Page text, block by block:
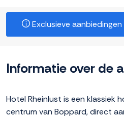
Exclusieve
Informatie over de
Hotel Rheinlust is een klassiek
centrum van Boppard, direct